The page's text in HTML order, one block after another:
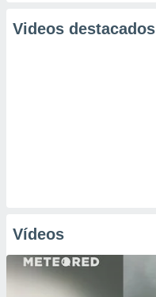
Videos destacados
Vídeos